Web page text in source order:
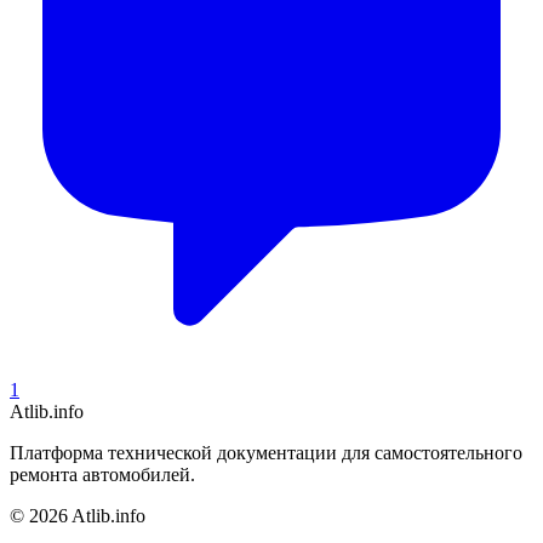
1
Atlib.info
Платформа технической документации для самостоятельного
ремонта автомобилей.
© 2026 Atlib.info